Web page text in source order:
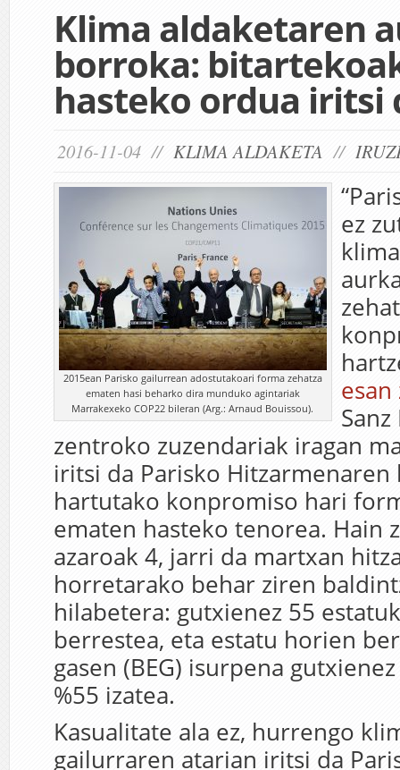
Klima aldaketaren
borroka:
hasteko ordua iritsi
2016-11-04 // KLIMA ALDAKETA //
2015ean Parisko gailurrean adostutakoari forma zehatza
ematen hasi beharko dira munduko agintariak
Marrakexeko COP22 bileran (Arg.: Arnaud Bouissou).
ez
esan
zentroko zuzendariak iragan
iritsi da Parisko Hitzarmenaren
hartutako konpromiso hari
ematen hasteko tenorea. Hain
azaroak 4, jarri da martxan
horretarako behar ziren
hilabetera: gutxienez 55
berrestea, eta estatu horien
gasen (BEG) isurpena
%55 izatea.
Kasualitate ala ez, hurrengo
gailurraren atarian iritsi da